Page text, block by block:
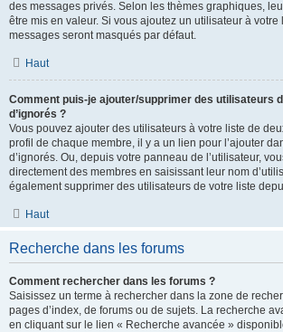
des messages privés. Selon les thèmes graphiques,
être mis en valeur. Si vous ajoutez un utilisateur à votre
messages seront masqués par défaut.
Haut
Comment puis-je ajouter/supprimer des utilisateurs
d’ignorés ?
Vous pouvez ajouter des utilisateurs à votre liste de
profil de chaque membre, il y a un lien pour l’ajouter
d’ignorés. Ou, depuis votre panneau de l’utilisateur,
directement des membres en saisissant leur nom
également supprimer des utilisateurs de votre liste
Haut
Recherche dans les forums
Comment rechercher dans les forums ?
Saisissez un terme à rechercher dans la zone de
pages d’index, de forums ou de sujets. La recherche
en cliquant sur le lien « Recherche avancée »